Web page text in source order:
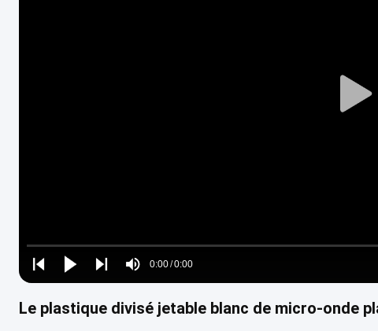
Play
Play
Play
Mute
Time
0:00/0:00
Loaded:
0%
Le plastique divisé jetable blanc de micro-onde